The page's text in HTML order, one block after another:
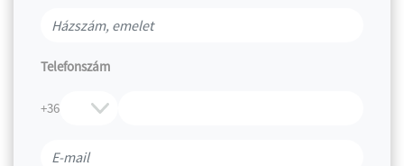
Telefonszám
+36